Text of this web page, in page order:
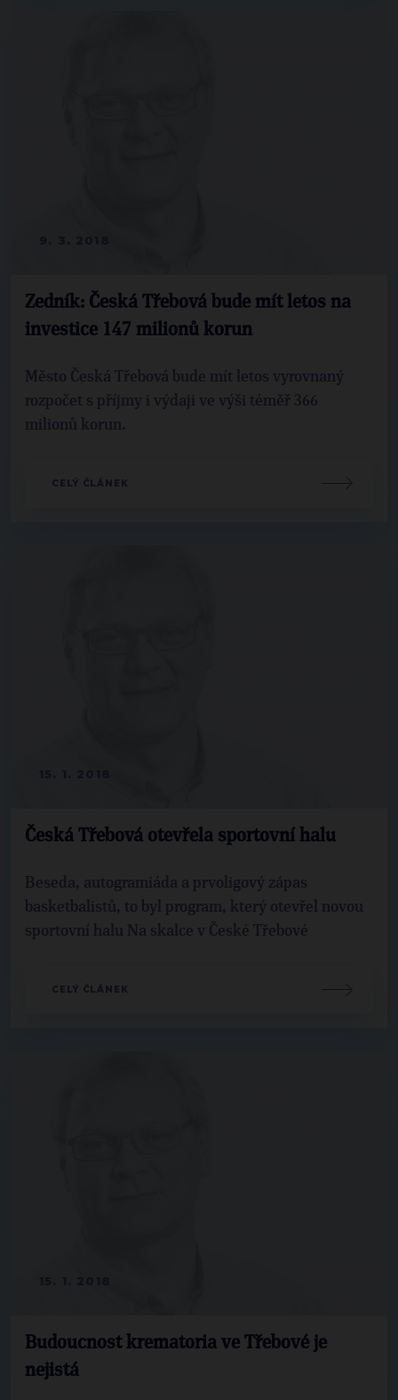
Zedník: Česká Třebová bude mít letos na
investice 147 milionů korun
Město Česká Třebová bude mít letos vyrovnaný
rozpočet s příjmy i výdaji ve výši téměř 366
milionů korun.
CELÝ ČLÁNEK
Česká Třebová otevřela sportovní halu
Beseda, autogramiáda a prvoligový zápas
basketbalistů, to byl program, který otevřel novou
sportovní halu Na skalce v České Třebové
CELÝ ČLÁNEK
Budoucnost krematoria ve Třebové je
nejistá